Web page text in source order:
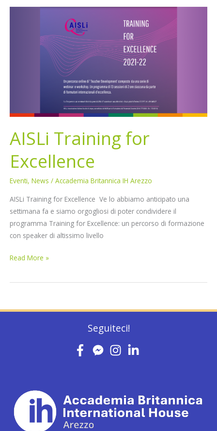
AISLi Training for
Excellence
Eventi, News / Accademia Britannica IH Arezzo
AISLi Training for Excellence Ve lo abbiamo anticipato una
settimana fa e siamo orgogliosi di poter condividere il
programma Training for Excellence: un percorso di formazione
con speaker di altissimo livello
Read More »
Seguiteci!